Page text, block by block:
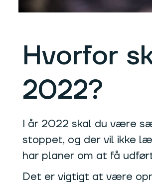
Hvorfor
2022?
I år 2022 skal du være
stoppet, og der vil ikke
har planer om at få
Det er vigtigt at være